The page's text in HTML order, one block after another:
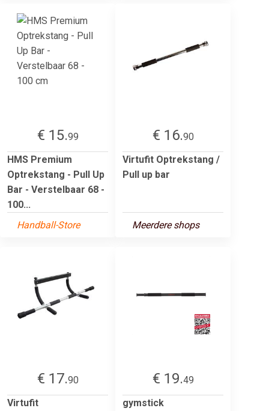
€ 15.99
HMS Premium
Optrekstang - Pull Up
Bar - Verstelbaar 68 -
100...
Handball-Store
€ 16.90
Virtufit Optrekstang /
Pull up bar
Meerdere shops
€ 17.90
Virtufit
€ 19.49
gymstick